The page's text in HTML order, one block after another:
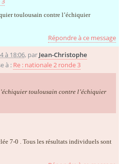
toulousain contre l’échiquier
Répondre à ce message
à 18:06, par Jean-Christophe
à : Re : nationale 2 ronde 3
toulousain contre l’échiquier
7-0 . Tous les résultats individuels sont